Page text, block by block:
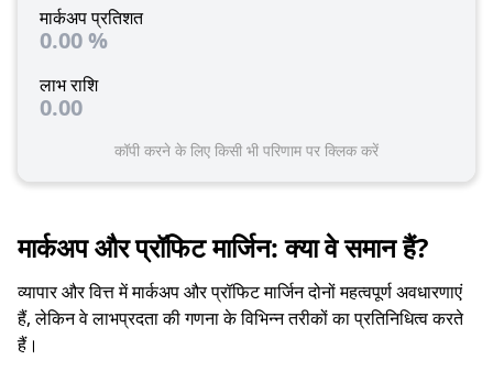
मार्कअप प्रतिशत
0.00%
लाभ राशि
0.00
कॉपी करने के लिए किसी भी परिणाम पर क्लिक करें
मार्कअप और प्रॉफिट मार्जिन: क्या वे समान हैं?
व्यापार और वित्त में मार्कअप और प्रॉफिट मार्जिन दोनों महत्वपूर्ण अवधारणाएं
हैं, लेकिन वे लाभप्रदता की गणना के विभिन्न तरीकों का प्रतिनिधित्व करते
हैं।